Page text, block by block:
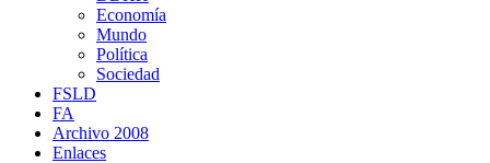
Economía
Mundo
Política
Sociedad
FSLD
FA
Archivo 2008
Enlaces